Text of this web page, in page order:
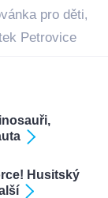
pro děti,
Petrovice
Husitský